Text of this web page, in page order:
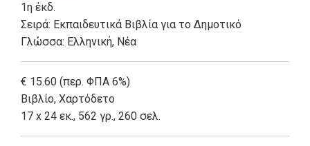
1η έκδ.
Σειρά: Εκπαιδευτικά Βιβλία για το Δημοτικό
Γλώσσα: Ελληνική, Νέα
€ 15.60 (περ. ΦΠΑ 6%)
Βιβλίο, Χαρτόδετο
17 x 24 εκ., 562 γρ., 260 σελ.